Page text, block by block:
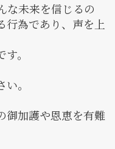
な未来を信じるの
行為であり、声を上
。
。
御加護や恩恵を有難